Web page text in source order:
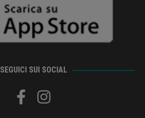
SEGUICI SUI SOCIAL